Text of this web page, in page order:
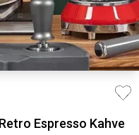
Espresso Kahve